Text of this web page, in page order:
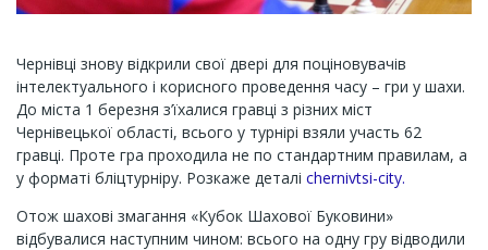
Чернівці знову відкрили свої двері для поціновувачів
інтелектуального і корисного проведення часу – гри у шахи.
До міста 1 березня з’їхалися гравці з різних міст
Чернівецької області, всього у турнірі взяли участь 62
гравці. Проте гра проходила не по стандартним правилам, а
у форматі бліцтурніру. Розкаже деталі chernivtsi-city.
Отож шахові змагання «Кубок Шахової Буковини»
відбувалися наступним чином: всього на одну гру відводили